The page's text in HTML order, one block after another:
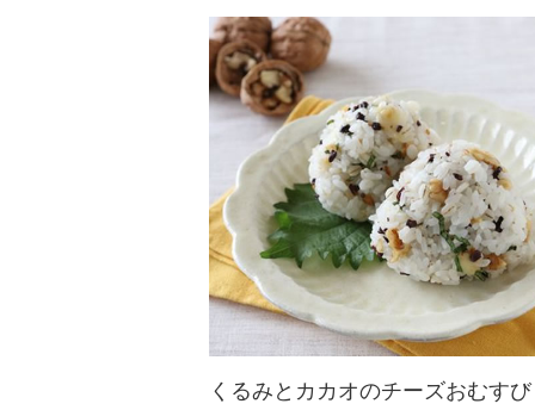
くるみの甘辛煮を作ってサーモンや
アボカドと一緒に巻きましょう♪彩
りが美しい恵方巻はお土産や差し入
れにもぴったりです！
くるみとカカオのチーズおむすび